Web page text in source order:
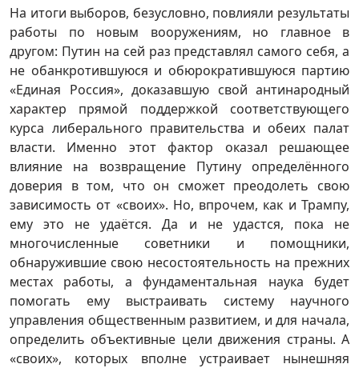
На итоги выборов, безусловно, повлияли результаты
работы по новым вооружениям, но главное в
другом: Путин на сей раз представлял самого себя, а
не обанкротившуюся и обюрократившуюся партию
«Единая Россия», доказавшую свой антинародный
характер прямой поддержкой соответствующего
курса либерального правительства и обеих палат
власти. Именно этот фактор оказал решающее
влияние на возвращение Путину определённого
доверия в том, что он сможет преодолеть свою
зависимость от «своих». Но, впрочем, как и Трампу,
ему это не удаётся. Да и не удастся, пока не
многочисленные советники и помощники,
обнаружившие свою несостоятельность на прежних
местах работы, а фундаментальная наука будет
помогать ему выстраивать систему научного
управления общественным развитием, и для начала,
определить объективные цели движения страны. А
«своих», которых вполне устраивает нынешняя